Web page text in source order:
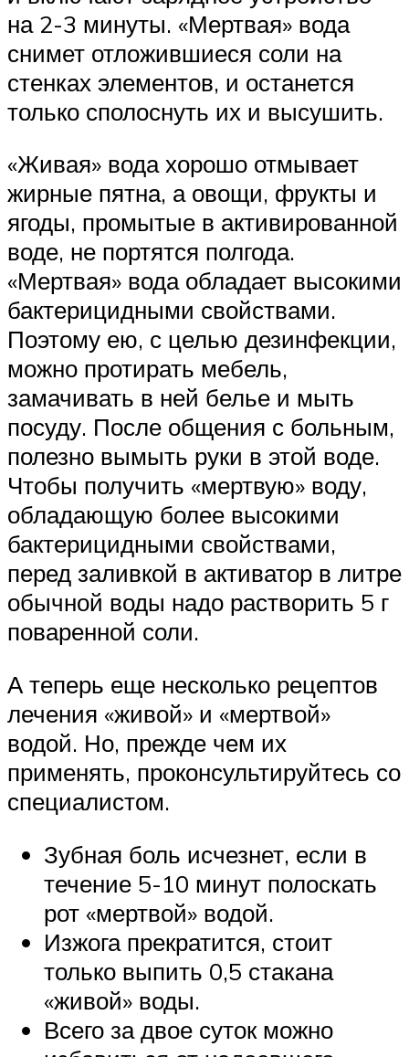
на 2-3 минуты. «Мертвая» вода
снимет отложившиеся соли на
стенках элементов, и останется
только сполоснуть их и высушить.
«Живая» вода хорошо отмывает
жирные пятна, а овощи, фрукты и
ягоды, промытые в активированной
воде, не портятся полгода.
«Мертвая» вода обладает высокими
бактерицидными свойствами.
Поэтому ею, с целью дезинфекции,
можно протирать мебель,
замачивать в ней белье и мыть
посуду. После общения с больным,
полезно вымыть руки в этой воде.
Чтобы получить «мертвую» воду,
обладающую более высокими
бактерицидными свойствами,
перед заливкой в активатор в литре
обычной воды надо растворить 5 г
поваренной соли.
А теперь еще несколько рецептов
лечения «живой» и «мертвой»
водой. Но, прежде чем их
применять, проконсультируйтесь со
специалистом.
Зубная боль исчезнет, если в
течение 5-10 минут полоскать
рот «мертвой» водой.
Изжога прекратится, стоит
только выпить 0,5 стакана
«живой» воды.
Всего за двое суток можно